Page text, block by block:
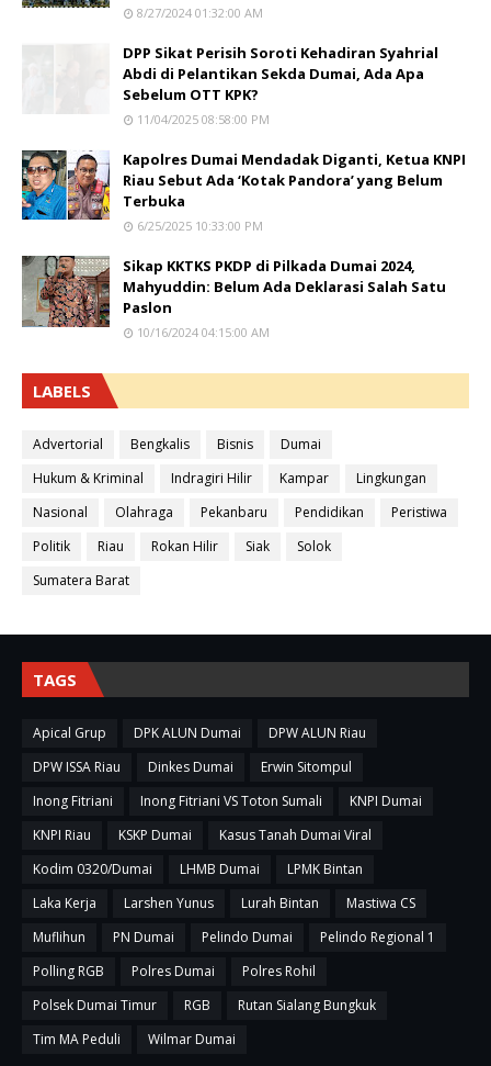
8/27/2024 01:32:00 AM
DPP Sikat Perisih Soroti Kehadiran Syahrial
Abdi di Pelantikan Sekda Dumai, Ada Apa
Sebelum OTT KPK?
11/04/2025 08:58:00 PM
Kapolres Dumai Mendadak Diganti, Ketua KNPI
Riau Sebut Ada ‘Kotak Pandora’ yang Belum
Terbuka
6/25/2025 10:33:00 PM
Sikap KKTKS PKDP di Pilkada Dumai 2024,
Mahyuddin: Belum Ada Deklarasi Salah Satu
Paslon
10/16/2024 04:15:00 AM
LABELS
Advertorial Bengkalis Bisnis
Dumai
Hukum & Kriminal
Indragiri Hilir Kampar
Lingkungan
Nasional
Olahraga Pekanbaru Pendidikan
Peristiwa
Politik
Riau Rokan Hilir Siak
Solok
Sumatera Barat
TAGS
Apical Grup DPK ALUN Dumai
DPW ALUN Riau
DPW ISSA Riau
Dinkes Dumai
Erwin Sitompul
Inong Fitriani
Inong Fitriani VS Toton Sumali
KNPI Dumai
KNPI Riau
KSKP Dumai
Kasus Tanah Dumai Viral
Kodim 0320/Dumai
LHMB Dumai
LPMK Bintan
Laka Kerja
Larshen Yunus Lurah Bintan
Mastiwa CS
Muflihun
PN Dumai Pelindo Dumai
Pelindo Regional 1
Polling RGB
Polres Dumai
Polres Rohil
Polsek Dumai Timur
RGB
Rutan Sialang Bungkuk
Tim MA Peduli
Wilmar Dumai